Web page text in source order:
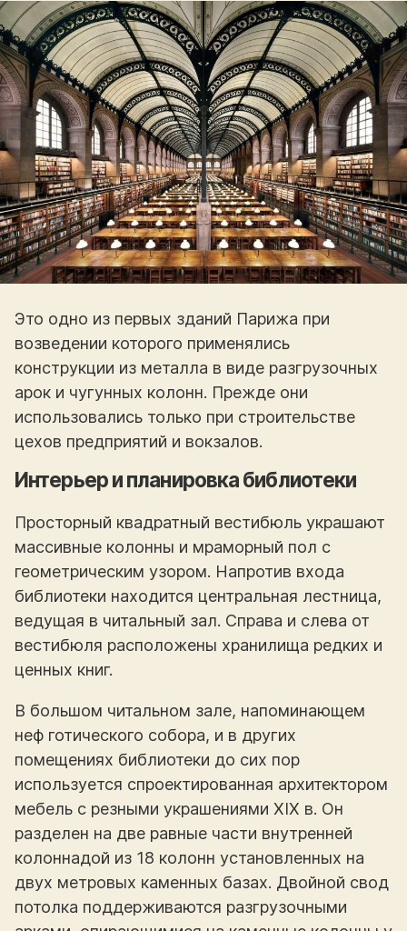
Это одно из первых зданий Парижа при
возведении которого применялись
конструкции из металла в виде разгрузочных
арок и чугунных колонн. Прежде они
использовались только при строительстве
цехов предприятий и вокзалов.
Интерьер и планировка библиотеки
Просторный квадратный вестибюль украшают
массивные колонны и мраморный пол с
геометрическим узором. Напротив входа
библиотеки находится центральная лестница,
ведущая в читальный зал. Справа и слева от
вестибюля расположены хранилища редких и
ценных книг.
В большом читальном зале, напоминающем
неф готического собора, и в других
помещениях библиотеки до сих пор
используется спроектированная архитектором
мебель с резными украшениями XIX в. Он
разделен на две равные части внутренней
колоннадой из 18 колонн установленных на
двух метровых каменных базах. Двойной свод
потолка поддерживаются разгрузочными